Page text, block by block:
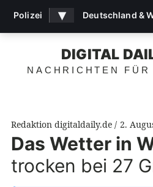
DIGITAL
NACHRICHTEN FÜR
Redaktion digitaldaily.de 2.
Das Wetter in
trocken bei 27
Polizei ▾ Deutschland &